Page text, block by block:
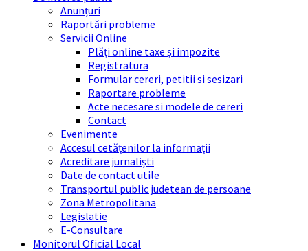
Anunțuri
Raportări probleme
Servicii Online
Plăți online taxe și impozite
Registratura
Formular cereri, petitii si sesizari
Raportare probleme
Acte necesare si modele de cereri
Contact
Evenimente
Accesul cetățenilor la informații
Acreditare jurnaliști
Date de contact utile
Transportul public judetean de persoane
Zona Metropolitana
Legislatie
E-Consultare
Monitorul Oficial Local